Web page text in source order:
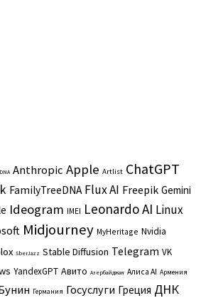
Anthropic Apple Artlist ChatGPT
FamilyTreeDNA Flux AI Freepik Gemini
Ideogram IMEI Leonardo AI Linux
Midjourney MyHeritage Nvidia
SberJazz Stable Diffusion Telegram VK
YandexGPT Авито Азербайджан Алиса AI Армения
Германия Госуслуги Греция ДНК